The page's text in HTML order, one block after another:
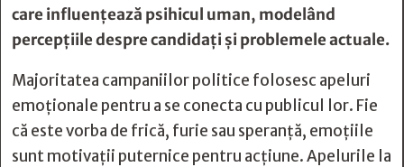
care influențează psihicul uman, modelând
percepțiile despre candidați și problemele actuale.
Majoritatea campaniilor politice folosesc apeluri
emoționale pentru a se conecta cu publicul lor. Fie
că este vorba de frică, furie sau speranță, emoțiile
sunt motivații puternice pentru acțiune. Apelurile la